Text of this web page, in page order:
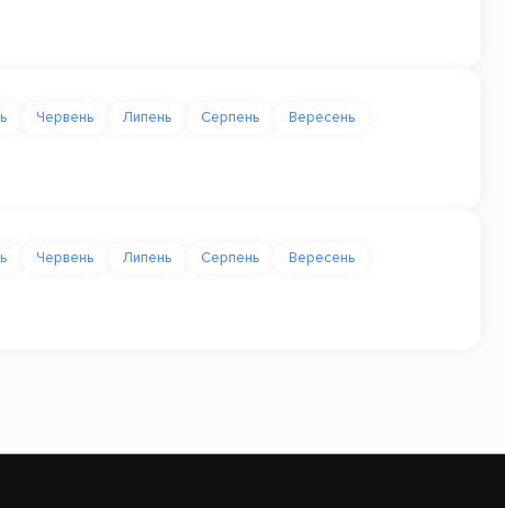
Червень Липень Серпень Вересень
Червень Липень Серпень Вересень